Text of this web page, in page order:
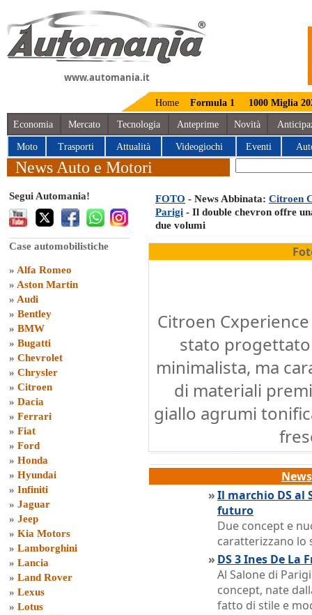
www.automania.it
Home Formula 1 1000 Miglia
Economia Mercato Tecnologia Anteprime Novità
Moto Trasporti Attualità Videogiochi Eventi
News Auto e Motori
Segui Automania!
Case automobilistiche
» Alfa Romeo
» Aston Martin
» Audi
» Bentley
» BMW
» Bugatti
» Chevrolet
» Chrysler
» Citroen
» Dacia
» Ferrari
» Fiat
» Ford
» Honda
» Hyundai
» Infiniti
» Jaguar
» Jeep
» Kia Motors
» Lamborghini
» Lancia
» Land Rover
» Lexus
» Lotus
FOTO - News Abbinata: Citroen
Parigi - Il double chevron offre
due volumi
Citroen Cxperience
stato
minimalista, ma
di materiali
giallo agrumi
»Il marchio DS al
futuro
Due concept e
caratterizzano lo
» DS 3 Ines De La
Al Salone di
concept, nate
fatto di stile e